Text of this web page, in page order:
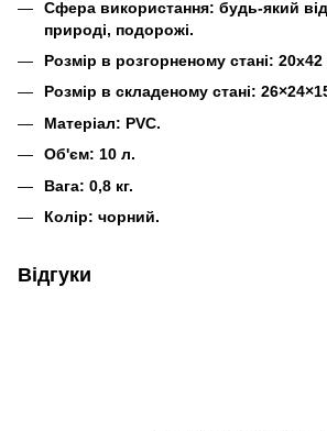
Сфера використання: будь-який
природі, подорожі.
Розмір в розгорненому стані: 20х42
Розмір в складеному стані:
Матеріал: PVC.
Об'єм: 10 л.
Вага: 0,8 кг.
Колір: чорний.
Відгуки